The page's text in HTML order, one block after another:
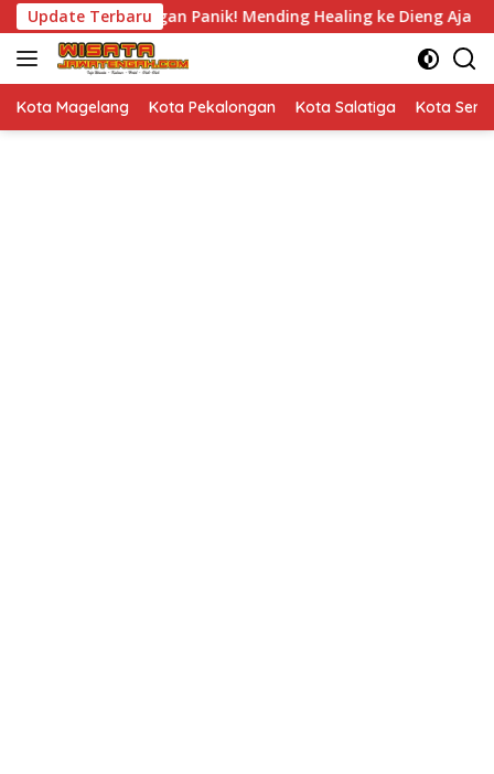
Langsung
ke
konten
Update Terbaru
Demo, Jangan Panik! Mending Healing ke Dieng Aja
Kota Magelang Kota Pekalongan Kota Salatiga Kota